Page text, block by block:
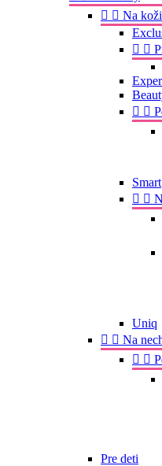
  Na
 
 
Smart
 
Uniq
  Na
 
Pre deti